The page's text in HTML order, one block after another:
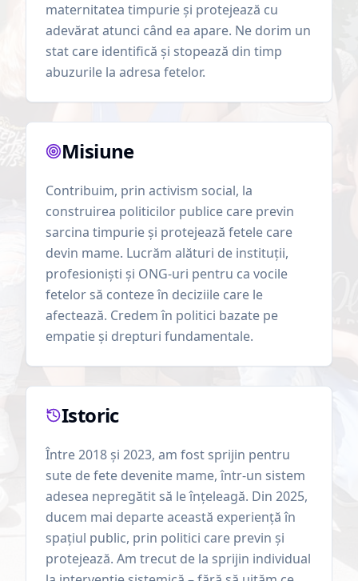
maternitatea timpurie și protejează cu
adevărat atunci când ea apare. Ne dorim un
stat care identifică și stopează din timp
abuzurile la adresa fetelor.
Misiune
Contribuim, prin activism social, la
construirea politicilor publice care previn
sarcina timpurie și protejează fetele care
devin mame. Lucrăm alături de instituții,
profesioniști și ONG-uri pentru ca vocile
fetelor să conteze în deciziile care le
afectează. Credem în politici bazate pe
empatie și drepturi fundamentale.
Istoric
Între 2018 și 2023, am fost sprijin pentru
sute de fete devenite mame, într-un sistem
adesea nepregătit să le înțeleagă. Din 2025,
ducem mai departe această experiență în
spațiul public, prin politici care previn și
protejează. Am trecut de la sprijin individual